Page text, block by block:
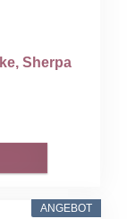
Sherpa
ANGEBOT